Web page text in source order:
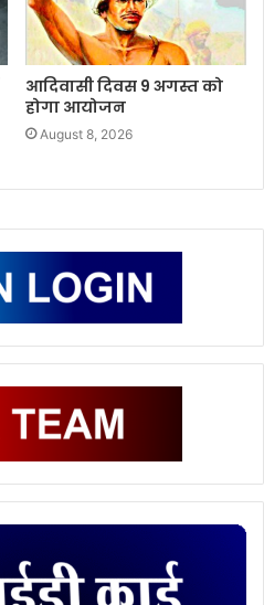
आदिवासी दिवस 9 अगस्त को
होगा आयोजन
August 8, 2026